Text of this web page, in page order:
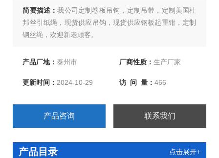
简要描述：我公司定制卷板吊钩，定制吊带，定制美国杜
邦丝引纸绳，现货供应吊钩，现货供应钢板起重钳，定制
钢丝绳，欢迎新老顾客。
产品厂地：泰州市 厂商性质： 生产厂家
更新时间：2024-10-29 访 问 量： 466
产品咨询 联系我们
产品目录 点击展开+